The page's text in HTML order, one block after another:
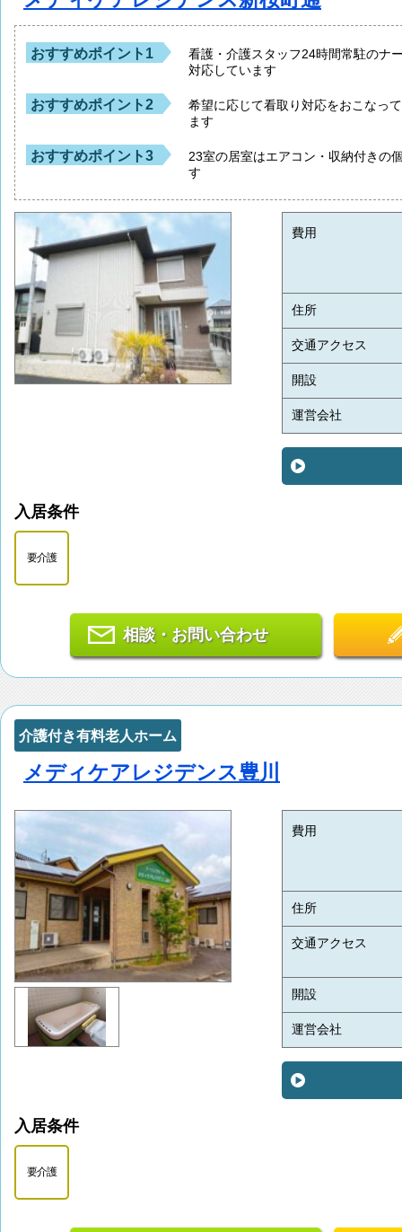
おすすめポイント1
看護・介護スタッフ24時間常駐のナ
対応しています
おすすめポイント2
希望に応じて看取り対応をおこなっ
ます
おすすめポイント3
23室の居室はエアコン・収納付きの
す
費用
住所
交通アクセス
開設
運営会社
入居条件
要介護
相談・お問い合わせ
介護付き有料老人ホーム
メディケアレジデンス豊川
費用
住所
交通アクセス
開設
運営会社
入居条件
要介護